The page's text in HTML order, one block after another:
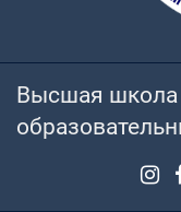
Высшая